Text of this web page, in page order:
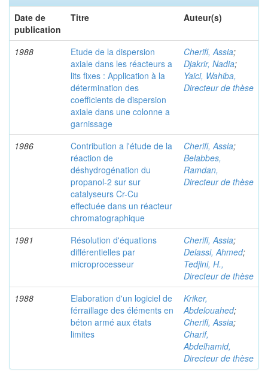
Date de
publication
Titre Auteur(s)
1988
Etude de la dispersion
axiale dans les réacteurs a
lits fixes : Application à la
détermination des
coefficients de dispersion
axiale dans une colonne a
garnissage
Cherifi, Assia;
Djakrir, Nadia;
Yaici, Wahiba,
Directeur de thèse
1986
Contribution a l'étude de la
réaction de
déshydrogénation du
propanol-2 sur sur
catalyseurs Cr-Cu
effectuée dans un réacteur
chromatographique
Cherifi, Assia;
Belabbes,
Ramdan,
Directeur de thèse
1981
Résolution d'équations
différentielles par
microprocesseur
Cherifi, Assia;
Delassi, Ahmed;
Tedjini, H.,
Directeur de thèse
1988
Elaboration d'un logiciel de
férraillage des éléments en
béton armé aux états
limites
Kriker,
Abdelouahed;
Cherifi, Assia;
Charif,
Abdelhamid,
Directeur de thèse